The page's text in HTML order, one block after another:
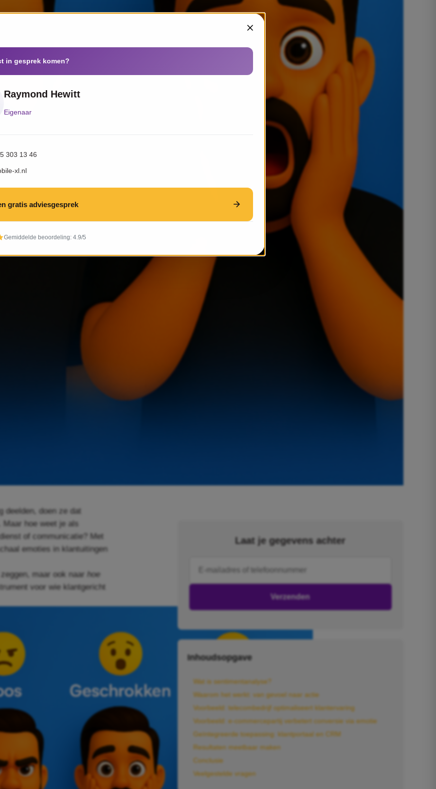
deelden, doen ze dat
hoe weet je als
of communicatie? Met
emoties in klantuitingen
maar ook naar hoe
voor wie klantgericht
Laat je gegevens achter
Verzenden
Inhoudsopgave
Wat is sentimentanalyse?
Waarom het werkt: van gevoel naar actie
Voorbeeld: telecombedrijf optimaliseert klantervaring
Voorbeeld: e-commercepartij verbetert conversie via emotie
Geïntegreerde toepassing: klantportaal en CRM
Resultaten meetbaar maken
Conclusie
Veelgestelde vragen
Sluiten
in gesprek komen?
Raymond Hewitt
Eigenaar
303 13 46
xl.nl
gratis adviesgesprek
Gemiddelde beoordeling: 4.9/5